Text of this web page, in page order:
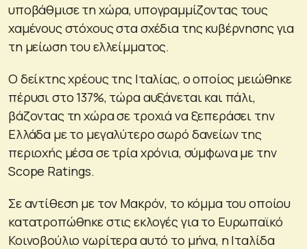
υποβάθμισε τη χώρα, υπογραμμίζοντας τους
χαμένους στόχους στα σχέδια της κυβέρνησης για
τη μείωση του ελλείμματος.
Ο δείκτης χρέους της Ιταλίας, ο οποίος μειώθηκε
πέρυσι στο 137%, τώρα αυξάνεται και πάλι,
βάζοντας τη χώρα σε τροχιά να ξεπεράσει την
Ελλάδα με το μεγαλύτερο σωρό δανείων της
περιοχής μέσα σε τρία χρόνια, σύμφωνα με την
Scope Ratings.
Σε αντίθεση με τον Μακρόν, το κόμμα του οποίου
κατατροπώθηκε στις εκλογές για το Ευρωπαϊκό
Κοινοβούλιο νωρίτερα αυτό το μήνα, η Ιταλίδα